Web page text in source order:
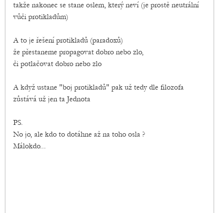
takže nakonec se stane oslem, který neví (je prostě neutrální
vůči protikladům)
A to je řešení protikladů (paradoxů)
že přestaneme propagovat dobro nebo zlo,
či potlačovat dobro nebo zlo
A když ustane "boj protikladů" pak už tedy dle filozofa
zůstává už jen ta Jednota
PS.
No jo, ale kdo to dotáhne až na toho osla ?
Málokdo...